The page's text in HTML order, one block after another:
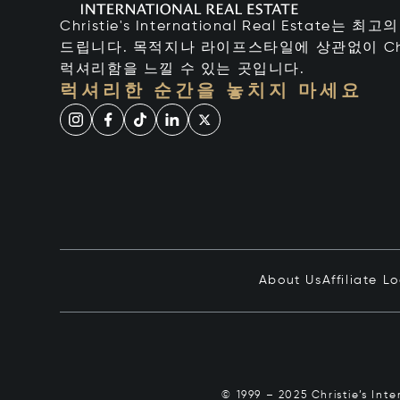
Christie's International Real Estate는 최고의
드립니다. 목적지나 라이프스타일에 상관없이
럭셔리함을 느낄 수 있는 곳입니다.
럭셔리한 순간을 놓치지 마세요
About UsAffiliate
© 1999 – 2025 Christie’s